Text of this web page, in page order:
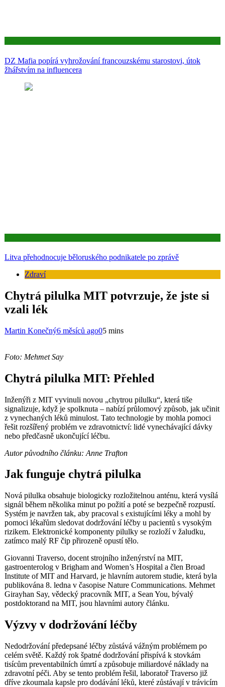
DZ Mafia popírá vyhrožování francouzskému starostovi, útok
žhářstvím na influencera
Litva přehodnocuje běloruského podnikatele po zprávě
Zdraví
Chytrá pilulka MIT potvrzuje, že jste si
vzali lék
Martin Konečný6 měsíců ago05 mins
Foto: Mehmet Say
Chytrá pilulka MIT: Přehled
Inženýři z MIT vyvinuli novou „chytrou pilulku“, která tiše
signalizuje, když je spolknuta – nabízí průlomový způsob, jak učinit
z vynechaných léků minulost. Tato technologie by mohla pomoci
řešit rozšířený problém ve zdravotnictví: lidé vynechávající dávky
nebo předčasně ukončující léčbu.
Autor původního článku: Anne Trafton
Jak funguje chytrá pilulka
Nová pilulka obsahuje biologicky rozložitelnou anténu, která vysílá
signál během několika minut po požití a poté se bezpečně rozpustí.
Systém je navržen tak, aby pracoval s existujícími léky a mohl by
pomoci lékařům sledovat dodržování léčby u pacientů s vysokým
rizikem. Elektronické komponenty pilulky se rozloží v žaludku,
zatímco malý RF čip přirozeně opustí tělo.
Giovanni Traverso, docent strojního inženýrství na MIT,
gastroenterolog v Brigham and Women’s Hospital a člen Broad
Institute of MIT and Harvard, je hlavním autorem studie, která byla
publikována 8. ledna v časopise Nature Communications. Mehmet
Girayhan Say, vědecký pracovník MIT, a Sean You, bývalý
postdoktorand na MIT, jsou hlavními autory článku.
Výzvy v dodržování léčby
Nedodržování předepsané léčby zůstává vážným problémem po
celém světě. Každý rok špatné dodržování přispívá k stovkám
tisícům preventabilních úmrtí a způsobuje miliardové náklady na
zdravotní péči. Aby se tento problém řešil, laboratoř Traverso již
dříve zkoumala kapsle pro dodávání léků, které zůstávají v trávicím